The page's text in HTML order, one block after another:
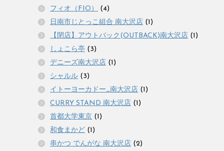
フィオ（FIO）
(4)
日南市じとっこ組合 南大沢店 (1)
【閉店】アウトバック(OUTBACK)南大沢店 (1)
しょこら亭 (3)
デニーズ南大沢店 (1)
シャルル (3)
イトーヨーカドー_南大沢店 (1)
CURRY STAND 南大沢店 (1)
首都大学東京 (1)
和食まかど (1)
串かつ でんがな 南大沢店 (2)